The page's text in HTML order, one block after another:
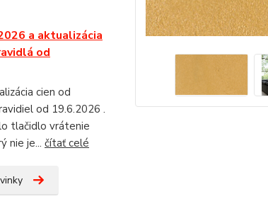
a aktualizácia
od
cien od
od 19.6.2026 .
tlačidlo vrátenie
nie je... čítať celé